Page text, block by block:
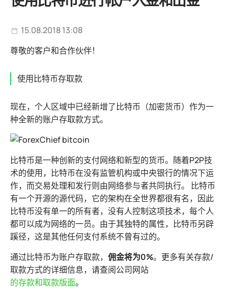
15.08.2018 13:08
尊敬的客户和合作伙伴！
使用比特币存取款
现在，个人区域中已经新增了比特币（加密货币）作为一
种全新的账户存取款方式。
比特币是一种创新的支付网络和新型的货币。随着P2P技
术的使用，比特币在没有监管机构或中央银行的情况下运
作，而交易处理和发行则由网络参与者共同执行。 比特币
有一个开源的源代码，它的架构在全世界都很有名，因此
比特币没有单一的所有者，没有人控制这项技术，每个人
都可以成为网络的一员。由于其独特的属性，比特币另辟
蹊径，这是其他任何支付系统不曾有过的。
通过比特币为账户存取款， 佣金将为0%。更多有关存款/
取款方式的详细信息，请查阅公司网站
的存款和取款版面。